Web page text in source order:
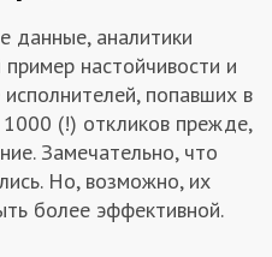
данные, аналитики
настойчивости и
попавших в
(!) откликов прежде,
Замечательно, что
Но, возможно, их
более эффективной.